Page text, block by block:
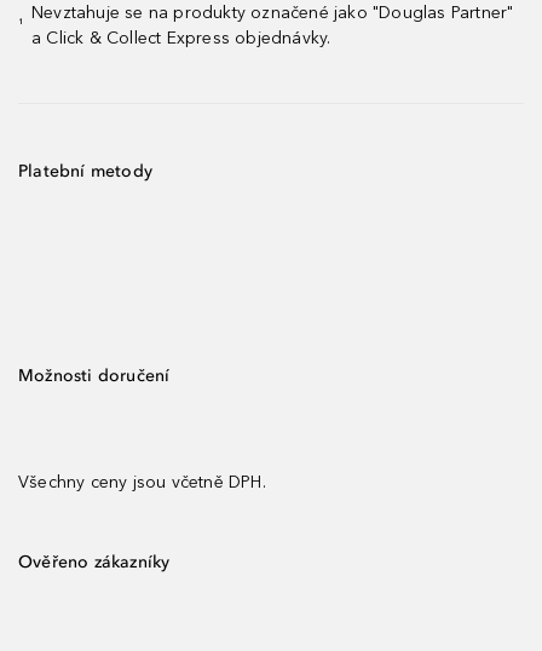
¹
Nevztahuje se na produkty označené jako "Douglas Partner"
a Click & Collect Express objednávky.
Platební metody
Možnosti doručení
Všechny ceny jsou včetně DPH.
Ověřeno zákazníky